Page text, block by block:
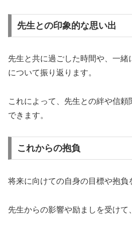
先生との印象的な思い出
先生と共に過ごした時間や、一
について振り返ります。
これによって、先生との絆や信
できます。
これからの抱負
将来に向けての自身の目標や抱負
先生からの影響や励ましを受けて、